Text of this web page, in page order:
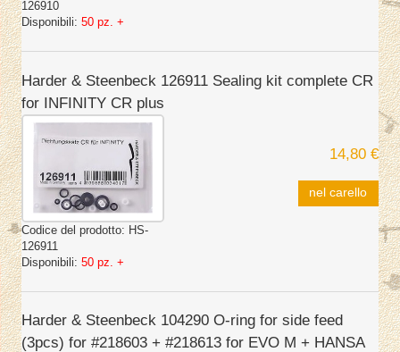
126910
Disponibili: 50 pz. +
Harder & Steenbeck 126911 Sealing kit complete CR
for INFINITY CR plus
Codice del prodotto: HS-
126911
Disponibili: 50 pz. +
14,80 €
nel carello
Harder & Steenbeck 104290 O-ring for side feed
(3pcs) for #218603 + #218613 for EVO M + HANSA